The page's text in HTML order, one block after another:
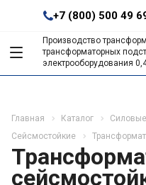
+7 (800) 500 49
Производство
трансформаторных
электрооборудования
Главная Каталог
Сейсмостойкие